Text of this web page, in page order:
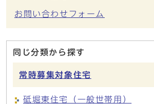
お問い合わせフォーム
同じ分類から探す
常時募集対象住宅
砥堀東住宅（一般世帯用）